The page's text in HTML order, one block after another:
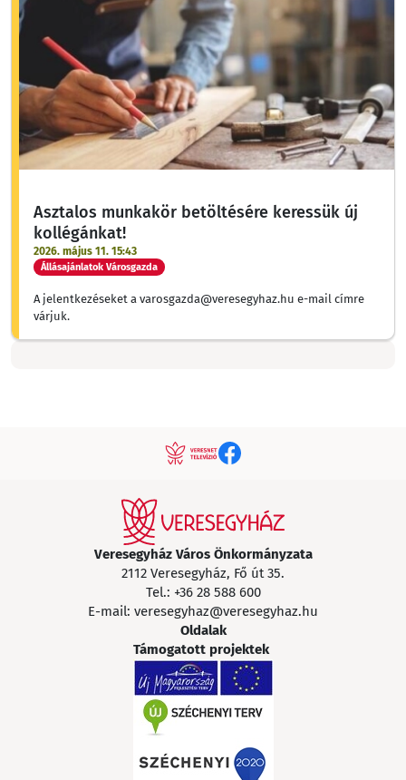
Asztalos munkakör betöltésére keressük új
kollégánkat!
2026. május 11. 15:43
Állásajánlatok Városgazda
A jelentkezéseket a varosgazda@veresegyhaz.hu e-mail címre
várjuk.
Veresegyház Város Önkormányzata
2112 Veresegyház, Fő út 35.
Tel.: +36 28 588 600
E-mail: veresegyhaz@veresegyhaz.hu
Oldalak
Támogatott projektek